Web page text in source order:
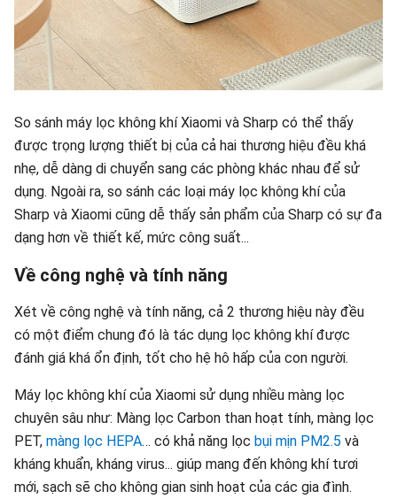
So sánh máy lọc không khí Xiaomi và Sharp có thể thấy
được trọng lượng thiết bị của cả hai thương hiệu đều khá
nhẹ, dễ dàng di chuyển sang các phòng khác nhau để sử
dụng. Ngoài ra, so sánh các loại máy lọc không khí của
Sharp và Xiaomi cũng dễ thấy sản phẩm của Sharp có sự đa
dạng hơn về thiết kế, mức công suất...
Về công nghệ và tính năng
Xét về công nghệ và tính năng, cả 2 thương hiệu này đều
có một điểm chung đó là tác dụng lọc không khí được
đánh giá khá ổn định, tốt cho hệ hô hấp của con người.
Máy lọc không khí của Xiaomi sử dụng nhiều màng lọc
chuyên sâu như: Màng lọc Carbon than hoạt tính, màng lọc
PET, màng lọc HEPA… có khả năng lọc bụi mịn PM2.5 và
kháng khuẩn, kháng virus... giúp mang đến không khí tươi
mới, sạch sẽ cho không gian sinh hoạt của các gia đình.